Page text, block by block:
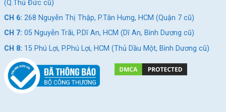
(Q.Thủ Đức cũ)
CH 6: 268 Nguyễn Thị Thập, P.Tân Hưng, HCM (Quận 7 cũ)
CH 7: 05 Nguyễn Trãi, P.Dĩ An, HCM (Dĩ An, Bình Dương cũ)
CH 8: 15 Phú Lợi, P.Phú Lợi, HCM (Thủ Dầu Một, Bình Dương cũ)